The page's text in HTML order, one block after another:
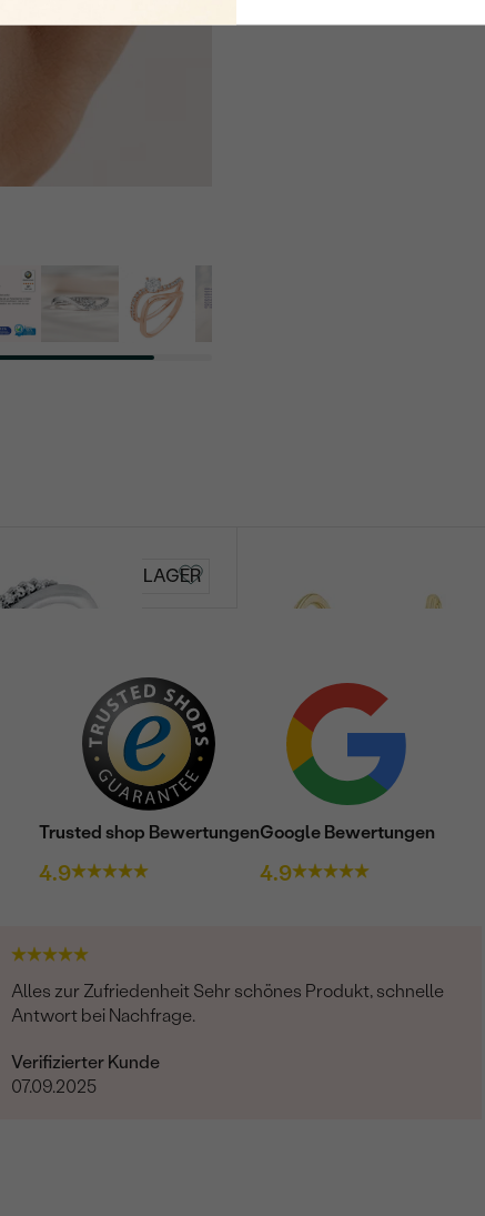
AUF LAGER
Trusted shop Bewertungen
4.9
Google Bewertungen
4.9
Alles zur Zufriedenheit Sehr schönes Produkt, schnelle
Antwort bei Nachfrage.
Verifizierter Kunde
07.09.2025